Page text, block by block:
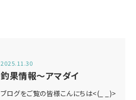
2025.11.30
釣果情報～アマダイ
ブログをご覧の皆様こんにちは<(_ _)>